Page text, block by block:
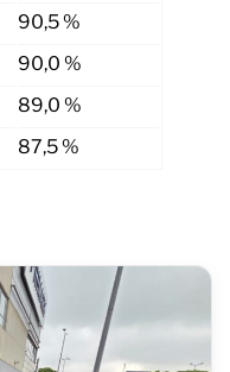
90,5 %
90,0 %
89,0 %
87,5 %